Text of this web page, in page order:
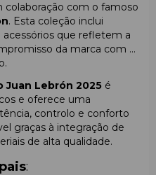
com o famoso
. Esta coleção inclui
acessórios que refletem a
da marca com o
Juan Lebrón 2025 é
e oferece uma
controlo e conforto
graças à integração de
de alta qualidade.
: